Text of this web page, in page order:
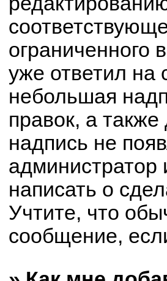
ограниченного
уже ответил на
небольшая
правок, а
надпись не
администратор
написать о
Учтите, что
сообщение,